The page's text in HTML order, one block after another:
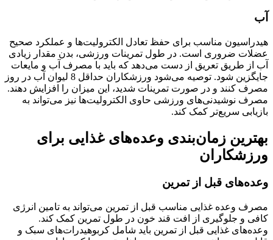
آب
هیدراسیون مناسب برای حفظ تعادل الکترولیت‌ها و عملکرد صحیح
عضلات ضروری است. در طول تمرینات ورزشی، بدن مقدار زیادی
آب از طریق تعریق از دست می‌دهد که باید با مصرف آب و مایعات
جایگزین شود. توصیه می‌شود ورزشکاران حداقل 8 لیوان آب در روز
مصرف کنند و در صورت تمرینات شدید، این میزان را افزایش دهند.
مصرف نوشیدنی‌های ورزشی حاوی الکترولیت‌ها نیز می‌تواند به
بازیابی سریع‌تر کمک کند.
بهترین زمان‌بندی وعده‌های غذایی برای
ورزشکاران
وعده‌های قبل از تمرین
مصرف وعده غذایی مناسب قبل از تمرین می‌تواند به تامین انرژی
کافی و جلوگیری از افت قند خون در طول تمرین کمک کند.
وعده‌های غذایی قبل از تمرین باید شامل کربوهیدرات‌های سبک و